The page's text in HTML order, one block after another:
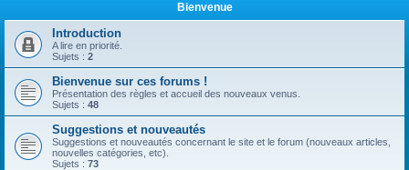
Bienvenue
Introduction
A lire en priorité.
Sujets : 2
Bienvenue sur ces forums !
Présentation des règles et accueil des nouveaux venus.
Sujets : 48
Suggestions et nouveautés
Suggestions et nouveautés concernant le site et le forum (nouveaux articles,
nouvelles catégories, etc).
Sujets : 73